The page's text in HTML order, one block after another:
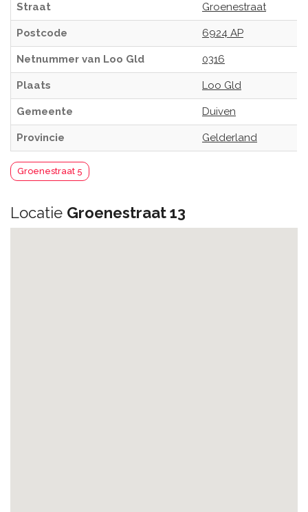
Straat Groenestraat
Postcode 6924 AP
Netnummer van Loo Gld 0316
Plaats Loo Gld
Gemeente Duiven
Provincie Gelderland
Groenestraat 5
Locatie Groenestraat 13